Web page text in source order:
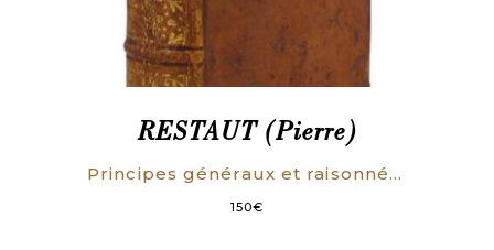
RESTAUT (Pierre)
Principes généraux et raisonnés de la grammaire française, avec des observations sur l’orthographe, les accents, la ponctuation & la prononciation (…). Nouvelle édition corrigée très exactement, & augmentée de la vie de l’auteur.
150€